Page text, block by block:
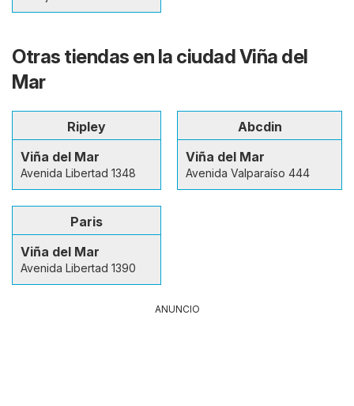
Otras tiendas en la ciudad Viña del
Mar
Ripley
Viña del Mar
Avenida Libertad 1348
Abcdin
Viña del Mar
Avenida Valparaíso 444
Paris
Viña del Mar
Avenida Libertad 1390
ANUNCIO